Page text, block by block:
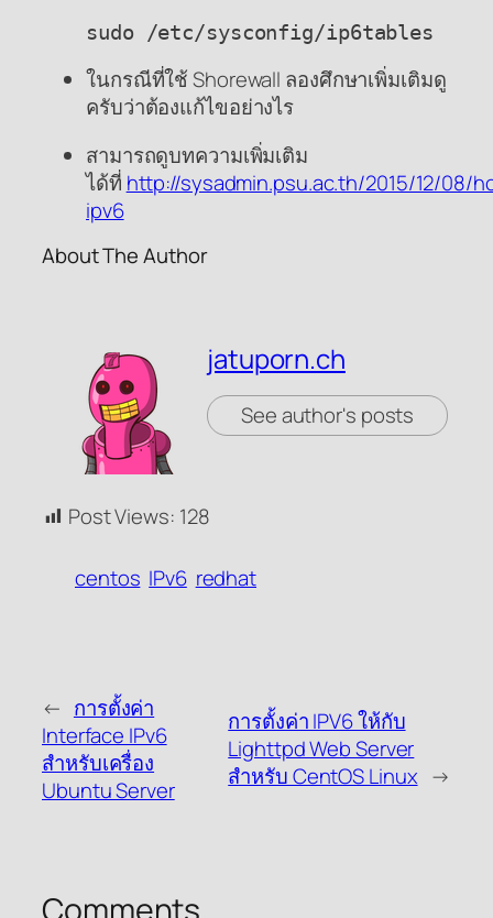
sudo /etc/sysconfig/ip6tables
ในกรณีที่ใช้ Shorewall ลองศึกษาเพิ่มเติมดู
ครับว่าต้องแก้ไขอย่างไร
สามารถดูบทความเพิ่มเติม
ได้ที่ http://sysadmin.psu.ac.th/2015/12/08/
ipv6
About The Author
jatuporn.ch
See author's posts
Post Views: 128
centos IPv6 redhat
← การตั้งค่า
Interface IPv6
สำหรับเครื่อง
Ubuntu Server
การตั้งค่า IPV6 ให้กับ
Lighttpd Web Server
สำหรับ CentOS Linux →
Comments